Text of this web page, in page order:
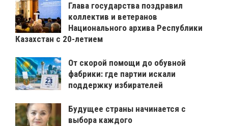
Глава государства поздравил
коллектив и ветеранов
Национального архива Республики
Казахстан с 20-летием
От скорой помощи до обувной
фабрики: где партии искали
поддержку избирателей
Будущее страны начинается с
выбора каждого